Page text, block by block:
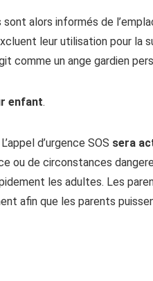
alors informés de
leur utilisation pour la
comme un ange gardien
enfant.
d’urgence SOS sera
ou de circonstances
les adultes. Les
afin que les parents